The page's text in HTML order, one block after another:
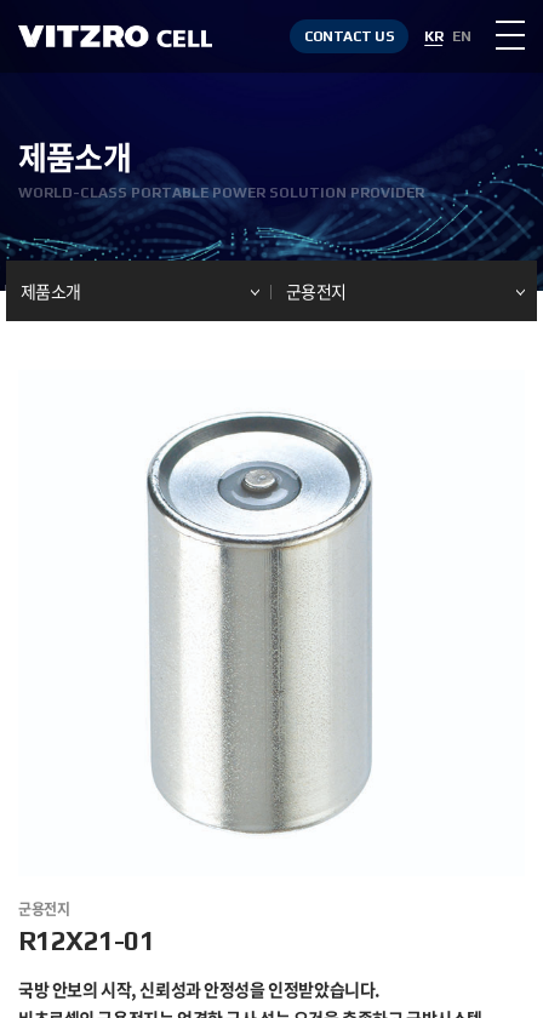
CONTACT US KR EN
제품소개
WORLD-CLASS PORTABLE POWER SOLUTION PROVIDER
제품소개 군용전지
군용전지
R12X21-01
국방 안보의 시작, 신뢰성과 안정성을 인정받았습니다.